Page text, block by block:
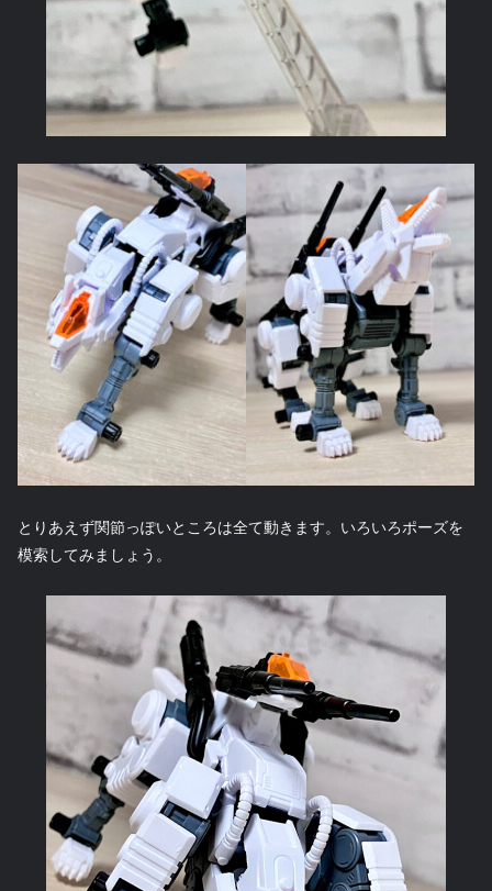
とりあえず関節っぽいところは全て動きます。いろいろポーズを
模索してみましょう。